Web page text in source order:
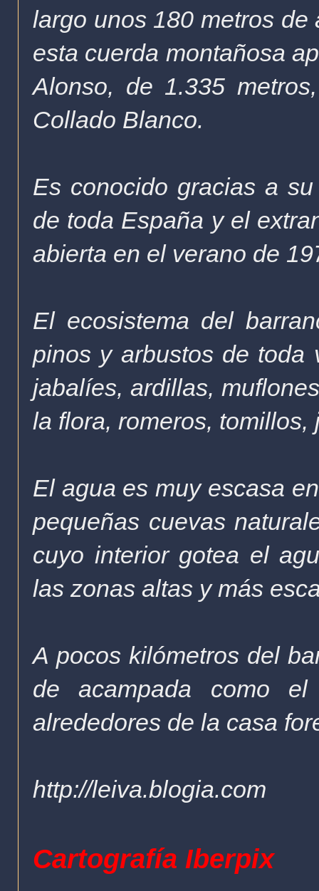
largo unos 180 metros
esta cuerda montañosa
Alonso, de 1.335
Collado Blanco.
Es conocido gracias a
de toda España y el
abierta en el verano de
El ecosistema del
pinos y arbustos de toda
jabalíes, ardillas,
la flora, romeros,
El agua es muy escasa
pequeñas cuevas
cuyo interior gotea el
las zonas altas y más
A pocos kilómetros del
de acampada como
alrededores de la casa
http://leiva.blogia.com
Cartografía Iberpix